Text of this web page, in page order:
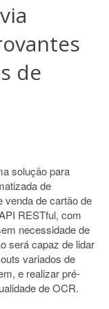
de
solução para
de
venda de cartão de
RESTful, com
necessidade de
será capaz de lidar
variados de
e realizar pré-
de OCR.